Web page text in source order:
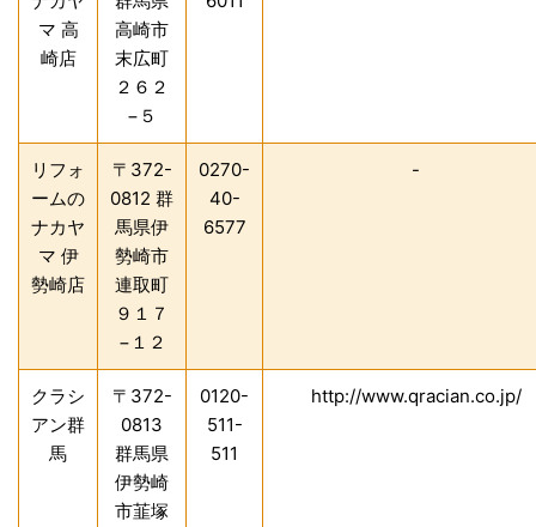
マ 高
崎店
高崎市
末広町
２６２
−５
リフォ
ームの
ナカヤ
マ 伊
勢崎店
〒372-
0812 群
馬県伊
勢崎市
連取町
９１７
−１２
0270-
40-
6577
-
クラシ
アン群
馬
〒372-
0813
群馬県
伊勢崎
市韮塚
0120-
511-
511
http://www.qracian.co.jp/